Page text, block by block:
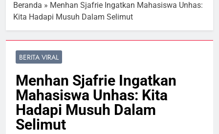
Beranda » Menhan Sjafrie Ingatkan Mahasiswa Unhas:
Kita Hadapi Musuh Dalam Selimut
BERITA VIRAL
Menhan Sjafrie Ingatkan
Mahasiswa Unhas: Kita
Hadapi Musuh Dalam
Selimut